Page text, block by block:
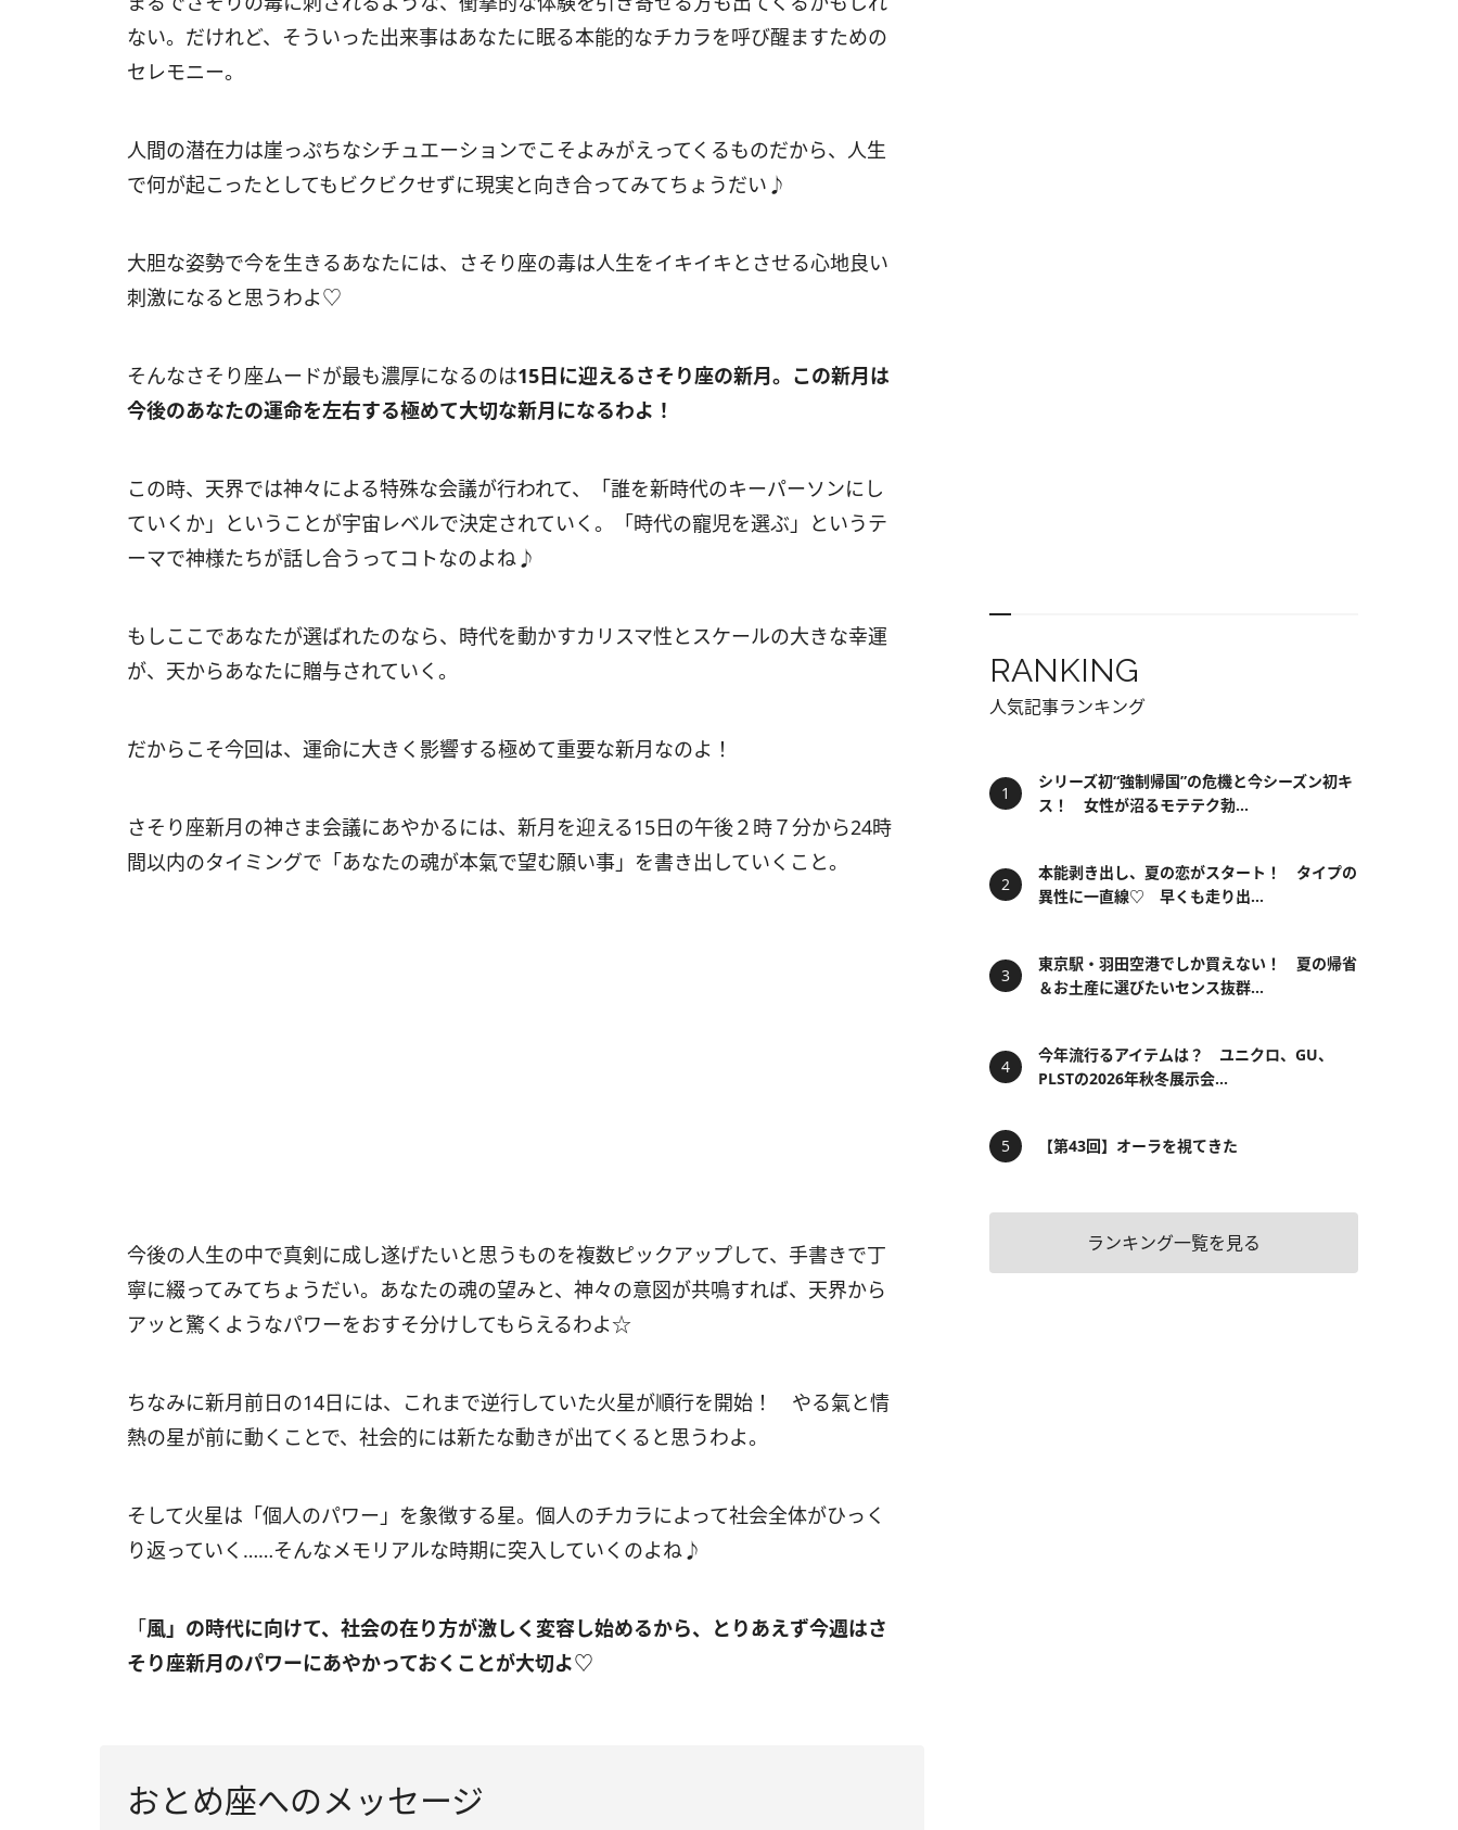
ない。だけれど、そういった出来事はあなたに眠る本能的なチカラを呼び醒ますための
セレモニー。
人間の潜在力は崖っぷちなシチュエーションでこそよみがえってくるものだから、人生
で何が起こったとしてもビクビクせずに現実と向き合ってみてちょうだい♪
大胆な姿勢で今を生きるあなたには、さそり座の毒は人生をイキイキとさせる心地良い
刺激になると思うわよ♡
そんなさそり座ムードが最も濃厚になるのは15日に迎えるさそり座の新月。この新月は
今後のあなたの運命を左右する極めて大切な新月になるわよ！
この時、天界では神々による特殊な会議が行われて、「誰を新時代のキーパーソンにし
ていくか」ということが宇宙レベルで決定されていく。「時代の寵児を選ぶ」というテ
ーマで神様たちが話し合うってコトなのよね♪
もしここであなたが選ばれたのなら、時代を動かすカリスマ性とスケールの大きな幸運
が、天からあなたに贈与されていく。
だからこそ今回は、運命に大きく影響する極めて重要な新月なのよ！
さそり座新月の神さま会議にあやかるには、新月を迎える15日の午後２時７分から24時
間以内のタイミングで「あなたの魂が本氣で望む願い事」を書き出していくこと。
今後の人生の中で真剣に成し遂げたいと思うものを複数ピックアップして、手書きで丁
寧に綴ってみてちょうだい。あなたの魂の望みと、神々の意図が共鳴すれば、天界から
アッと驚くようなパワーをおすそ分けしてもらえるわよ☆
ちなみに新月前日の14日には、これまで逆行していた火星が順行を開始！ やる氣と情
熱の星が前に動くことで、社会的には新たな動きが出てくると思うわよ。
そして火星は「個人のパワー」を象徴する星。個人のチカラによって社会全体がひっく
り返っていく……そんなメモリアルな時期に突入していくのよね♪
「風」の時代に向けて、社会の在り方が激しく変容し始めるから、とりあえず今週はさ
そり座新月のパワーにあやかっておくことが大切よ♡
おとめ座へのメッセージ
RANKING
人気記事ランキング
シリーズ初“強制帰国”の危機と今シーズン初キ
ス！ 女性が沼るモテテク勃...
本能剥き出し、夏の恋がスタート！ タイプの
異性に一直線♡ 早くも走り出...
東京駅・羽田空港でしか買えない！ 夏の帰省
＆お土産に選びたいセンス抜群...
今年流行るアイテムは？ ユニクロ、GU、
PLSTの2026年秋冬展示会...
【第43回】オーラを視てきた
ランキング一覧を見る